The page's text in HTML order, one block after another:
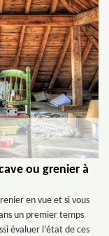
ou grenier à
en vue et si vous
un premier temps
évaluer l‘état de ces